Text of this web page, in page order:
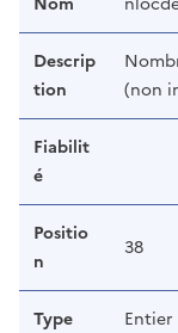
Descrip
tion
(non
Fiabilit
é
Positio
n
38
Type Entier